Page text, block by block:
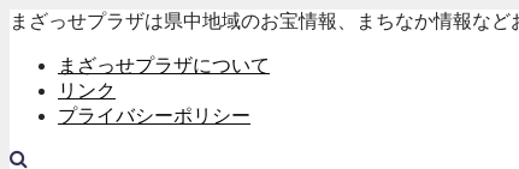
まざっせプラザは県中地域のお宝情報、まちなか情報など
まざっせプラザについて
リンク
プライバシーポリシー